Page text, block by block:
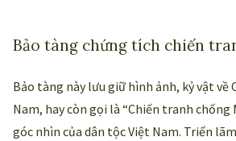
Bảo tàng chứng tích chiến
Bảo tàng này lưu giữ hình ảnh, kỷ vật về
Nam, hay còn gọi là “Chiến tranh chống
góc nhìn của dân tộc Việt Nam. Triển